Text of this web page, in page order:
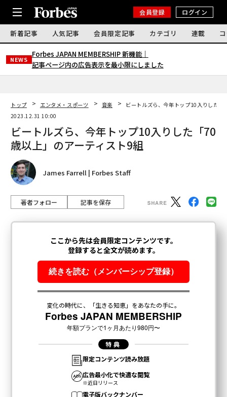
会員登録 ログイン
新着記事 人気記事 会員限定記事 カテゴリ 連載
NEWS
Forbes JAPAN MEMBERSHIP 新機能｜
記事ページ内の広告表示を最小限にしました
トップ エンタメ・スポーツ 音楽
ビートルズら、今年トップ10入りした「
2023.12.31 10:00
ビートルズら、今年トップ10入りした「70
歳以上」のアーティスト9組
James Farrell | Forbes Staff
著者フォロー 記事を保存